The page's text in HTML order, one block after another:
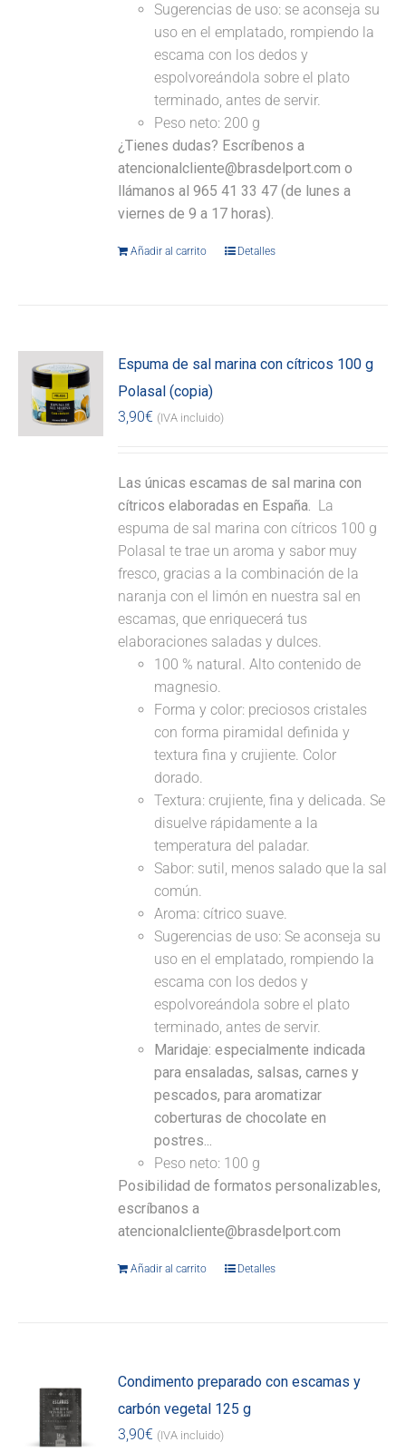
Sugerencias de uso: se aconseja su
uso en el emplatado, rompiendo la
escama con los dedos y
espolvoreándola sobre el plato
terminado, antes de servir.
Peso neto: 200 g
¿Tienes dudas? Escríbenos a
atencionalcliente@brasdelport.com o
llámanos al 965 41 33 47 (de lunes a
viernes de 9 a 17 horas).
Añadir al carrito Detalles
Espuma de sal marina con cítricos 100 g
Polasal (copia)
3,90€ (IVA incluido)
Las únicas escamas de sal marina con
cítricos elaboradas en España. La
espuma de sal marina con cítricos 100 g
Polasal te trae un aroma y sabor muy
fresco, gracias a la combinación de la
naranja con el limón en nuestra sal en
escamas, que enriquecerá tus
elaboraciones saladas y dulces.
100 % natural. Alto contenido de
magnesio.
Forma y color: preciosos cristales
con forma piramidal definida y
textura fina y crujiente. Color
dorado.
Textura: crujiente, fina y delicada. Se
disuelve rápidamente a la
temperatura del paladar.
Sabor: sutil, menos salado que la sal
común.
Aroma: cítrico suave.
Sugerencias de uso: Se aconseja su
uso en el emplatado, rompiendo la
escama con los dedos y
espolvoreándola sobre el plato
terminado, antes de servir.
Maridaje: especialmente indicada
para ensaladas, salsas, carnes y
pescados, para aromatizar
coberturas de chocolate en
postres...
Peso neto: 100 g
Posibilidad de formatos personalizables,
escríbanos a
atencionalcliente@brasdelport.com
Añadir al carrito Detalles
Condimento preparado con escamas y
carbón vegetal 125 g
3,90€ (IVA incluido)